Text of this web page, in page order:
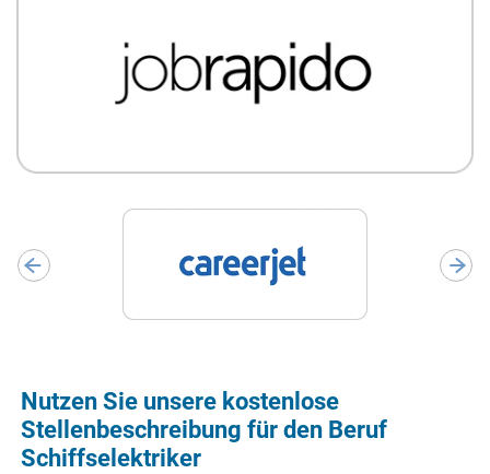
Nutzen Sie unsere kostenlose
Stellenbeschreibung für den Beruf
Schiffselektriker